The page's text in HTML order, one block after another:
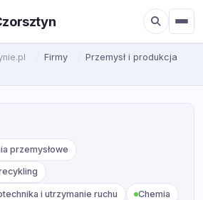
Firmy
Przemysł i produkcja
przemysłowe
i utrzymanie ruchu Chemia